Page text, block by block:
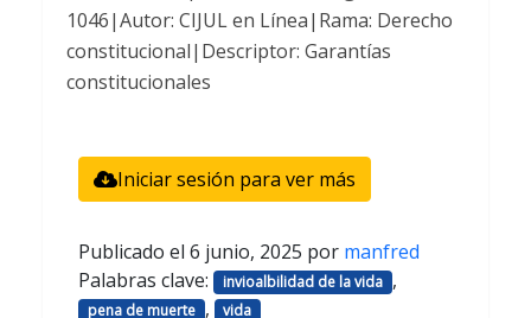
1046|Autor: CIJUL en Línea|Rama: Derecho
constitucional|Descriptor: Garantías
constitucionales
Iniciar sesión para ver más
Publicado el 6 junio, 2025 por manfred
Palabras clave:
invioalbilidad de la vida ,
pena de muerte , vida